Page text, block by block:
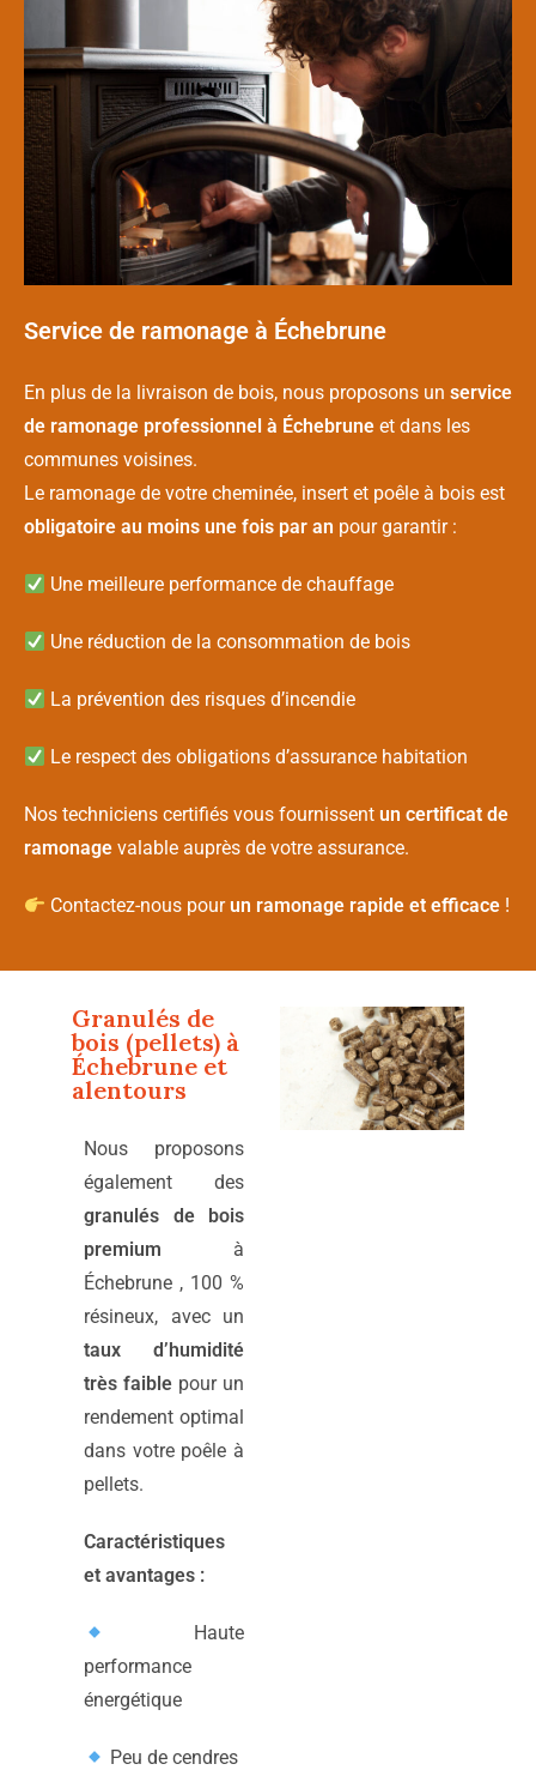
Service de ramonage à Échebrune
En plus de la livraison de bois, nous proposons un service
de ramonage professionnel à Échebrune et dans les
communes voisines.
Le ramonage de votre cheminée, insert et poêle à bois est
obligatoire au moins une fois par an pour garantir :
Une meilleure performance de chauffage
Une réduction de la consommation de bois
La prévention des risques d’incendie
Le respect des obligations d’assurance habitation
Nos techniciens certifiés vous fournissent un certificat de
ramonage valable auprès de votre assurance.
Contactez-nous pourun ramonage rapide et efficace !
Granulés de
bois (pellets) à
Échebrune et
alentours
Nous proposons
également des
granulés de bois
premium à
Échebrune , 100 %
résineux, avec un
taux d’humidité
très faible pour un
rendement optimal
dans votre poêle à
pellets.
Caractéristiques
et avantages :
Haute
performance
énergétique
Peu de cendres